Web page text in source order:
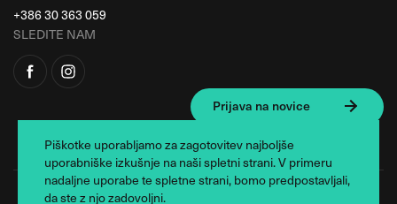
+386 30 363 059
SLEDITE NAM
Prijava na novice
Piškotke uporabljamo za zagotovitev najboljše
uporabniške izkušnje na naši spletni strani. V primeru
nadaljne uporabe te spletne strani, bomo predpostavljali,
da ste z njo zadovoljni.